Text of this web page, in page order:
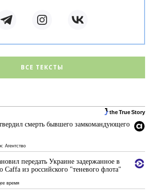
ВСЕ ТЕКСТЫ